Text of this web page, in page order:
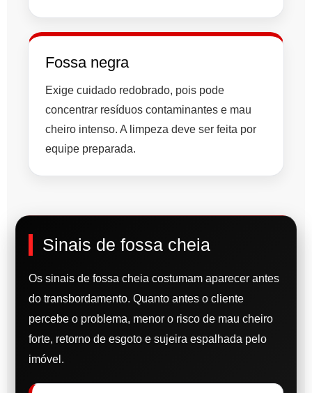
Fossa negra
Exige cuidado redobrado, pois pode
concentrar resíduos contaminantes e mau
cheiro intenso. A limpeza deve ser feita por
equipe preparada.
Sinais de fossa cheia
Os sinais de fossa cheia costumam aparecer antes
do transbordamento. Quanto antes o cliente
percebe o problema, menor o risco de mau cheiro
forte, retorno de esgoto e sujeira espalhada pelo
imóvel.